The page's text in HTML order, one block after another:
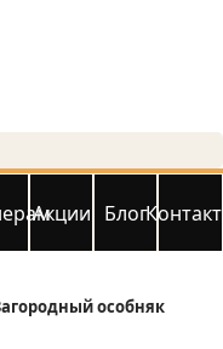
Акции Блог
особняк